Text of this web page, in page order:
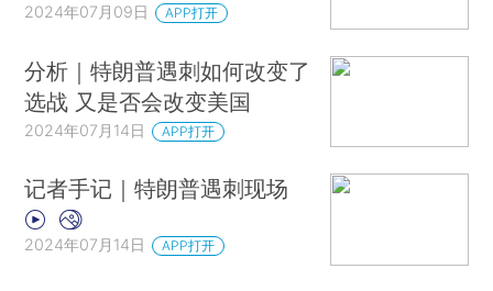
2024年07月09日 APP打开
分析｜特朗普遇刺如何改变了
选战 又是否会改变美国
2024年07月14日 APP打开
记者手记｜特朗普遇刺现场
2024年07月14日 APP打开